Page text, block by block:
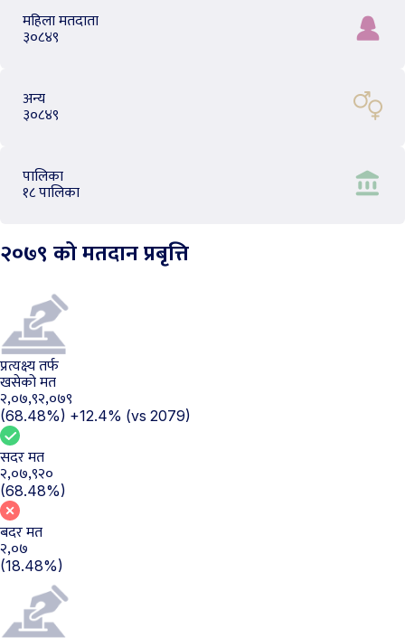
महिला मतदाता
३०८४९
अन्य
३०८४९
पालिका
१८ पालिका
२०७९ को मतदान प्रबृत्ति
प्रत्यक्ष्य तर्फ
खसेको मत
२,०७,९२,०७९
(68.48%) +12.4% (vs 2079)
सदर मत
२,०७,९२०
(68.48%)
बदर मत
२,०७
(18.48%)